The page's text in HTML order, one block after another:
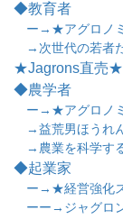
◆教育者
ー→★アグロノ
→次世代の若者
★Jagrons直売★
◆農学者
ー→★アグロノ
→益荒男ほうれ
→農業を科学す
◆起業家
ー→★経営強化
ーー→ジャグロ